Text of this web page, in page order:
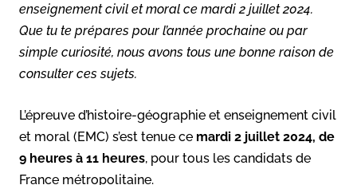
enseignement civil et moral ce mardi 2 juillet 2024.
Que tu te prépares pour l’année prochaine ou par
simple curiosité, nous avons tous une bonne raison de
consulter ces sujets.
L’épreuve d’histoire-géographie et enseignement civil
et moral (EMC) s’est tenue ce mardi 2 juillet 2024, de
9 heures à 11 heures, pour tous les candidats de
France métropolitaine.